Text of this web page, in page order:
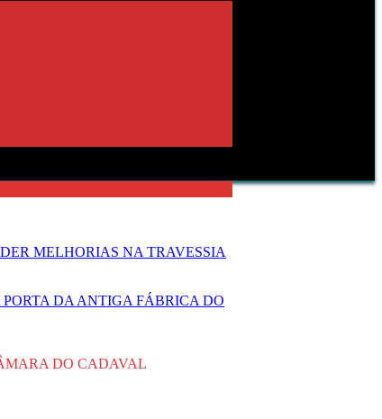
MELHORIAS NA TRAVESSIA
DA ANTIGA FÁBRICA DO
DO CADAVAL